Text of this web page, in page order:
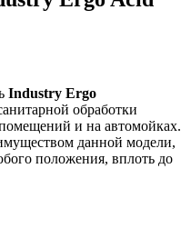
Industry Ergo
обработки
и на автомойках.
данной модели,
положения, вплоть до